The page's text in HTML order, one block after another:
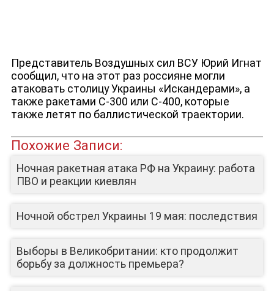
ЮТУБ-КАНАЛ
Представитель Воздушных сил ВСУ Юрий Игнат
сообщил, что на этот раз россияне могли
атаковать столицу Украины «Искандерами», а
также ракетами С-300 или С-400, которые
также летят по баллистической траектории.
Похожие Записи:
Ночная ракетная атака РФ на Украину: работа
ПВО и реакции киевлян
Ночной обстрел Украины 19 мая: последствия
Выборы в Великобритании: кто продолжит
борьбу за должность премьера?